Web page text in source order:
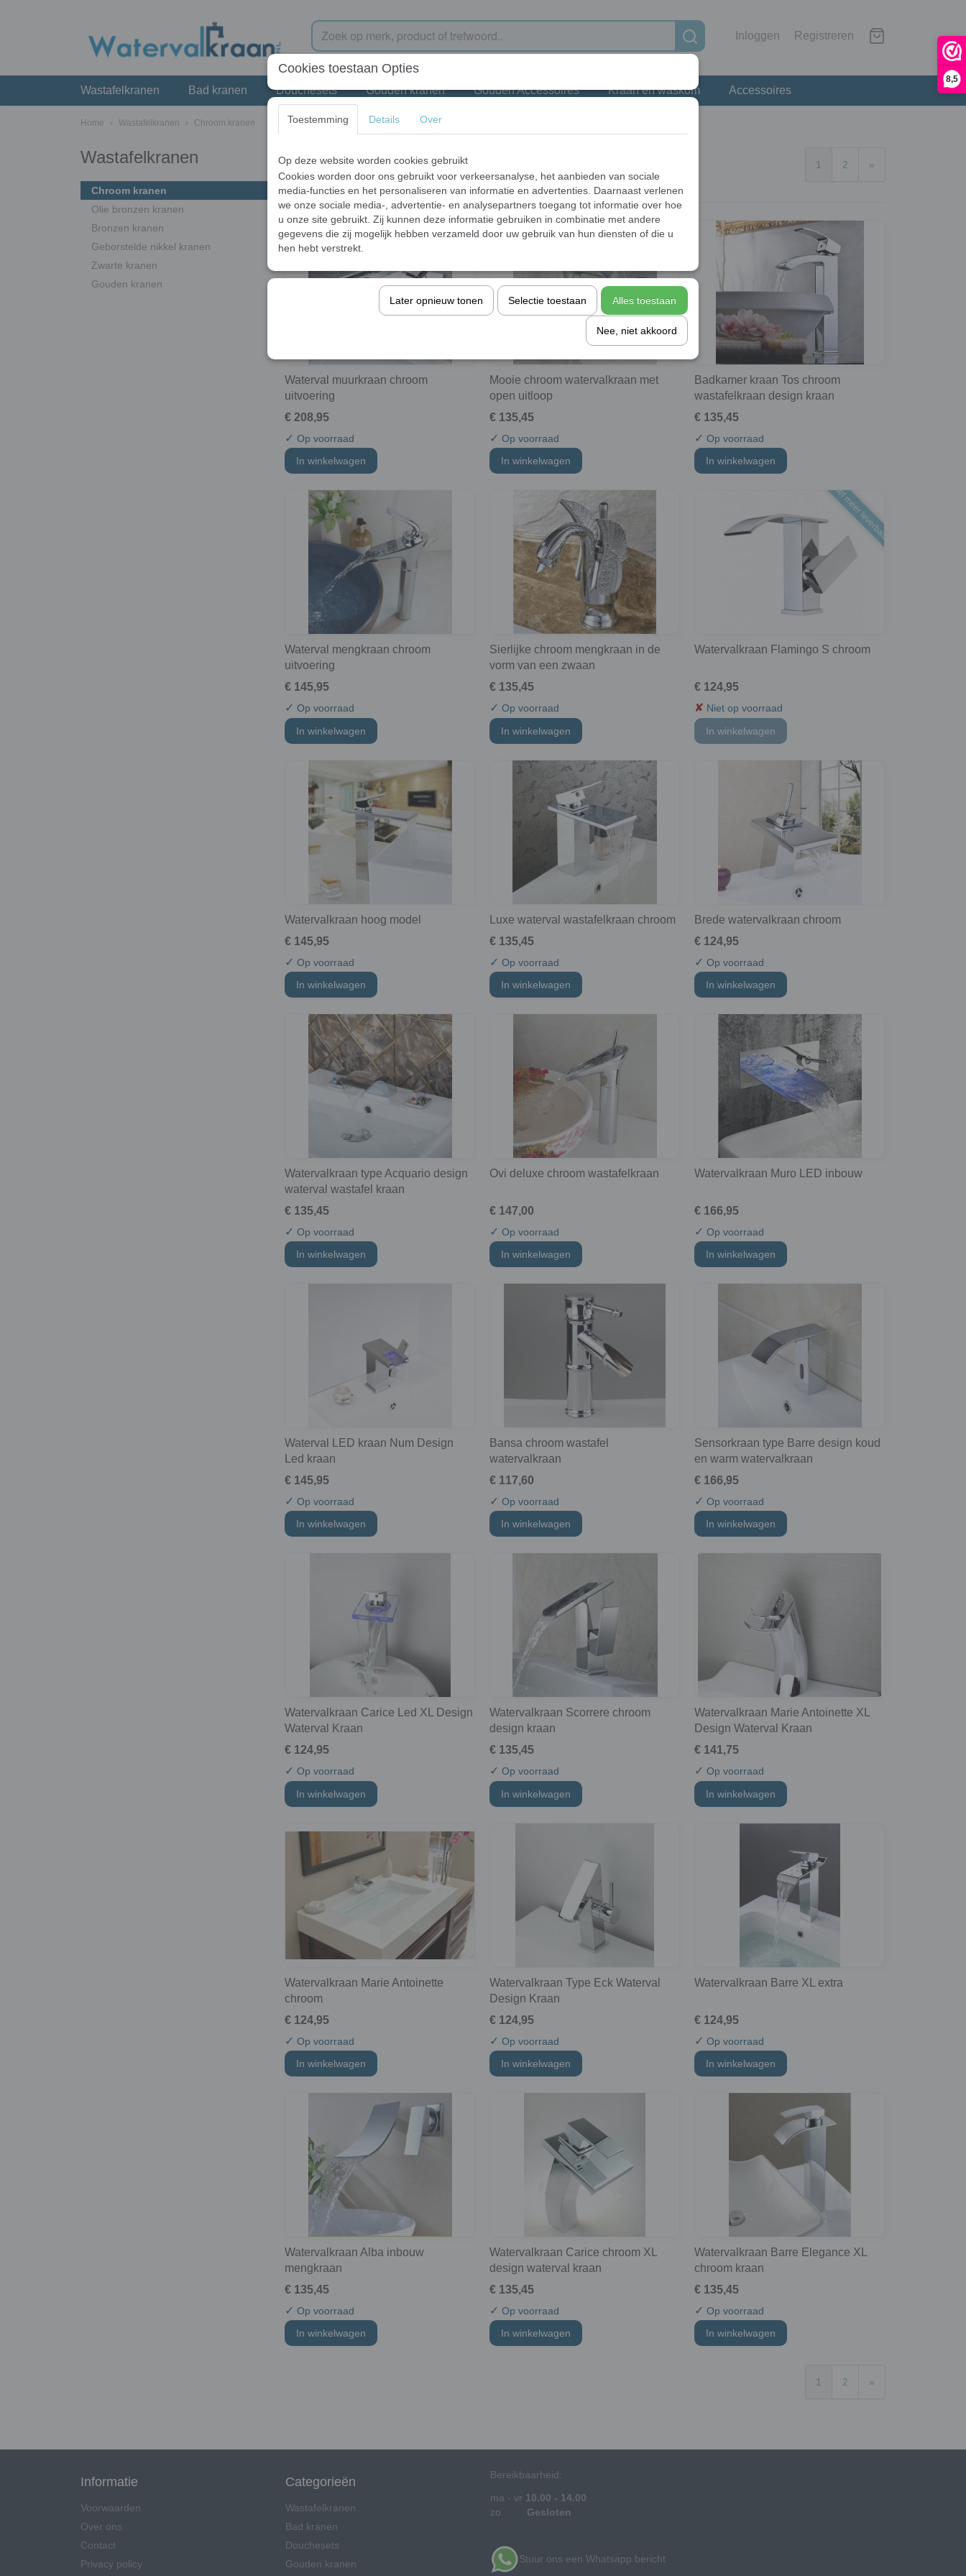
8,5
Inloggen Registreren
Wastafelkranen Bad kranen Douchesets Gouden kranen Gouden Accessoires Kraan en waskom Accessoires
Home › Wastafelkranen › Chroom kranen
Wastafelkranen
Chroom kranen
Olie bronzen kranen
Bronzen kranen
Geborstelde nikkel kranen
Zwarte kranen
Gouden kranen
Sorteer op: 1 2 »
Waterval muurkraan chroom
uitvoering
€ 208,95
✓ Op voorraad
In winkelwagen
Mooie chroom watervalkraan met
open uitloop
€ 135,45
✓ Op voorraad
In winkelwagen
Badkamer kraan Tos chroom
wastafelkraan design kraan
€ 135,45
✓ Op voorraad
In winkelwagen
Waterval mengkraan chroom
uitvoering
€ 145,95
✓ Op voorraad
In winkelwagen
Sierlijke chroom mengkraan in de
vorm van een zwaan
€ 135,45
✓ Op voorraad
In winkelwagen
niet meer leverbaar
Watervalkraan Flamingo S chroom
€ 124,95
✘ Niet op voorraad
In winkelwagen
Watervalkraan hoog model
€ 145,95
✓ Op voorraad
In winkelwagen
Luxe waterval wastafelkraan chroom
€ 135,45
✓ Op voorraad
In winkelwagen
Brede watervalkraan chroom
€ 124,95
✓ Op voorraad
In winkelwagen
Watervalkraan type Acquario design
waterval wastafel kraan
€ 135,45
✓ Op voorraad
In winkelwagen
Ovi deluxe chroom wastafelkraan
€ 147,00
✓ Op voorraad
In winkelwagen
Watervalkraan Muro LED inbouw
€ 166,95
✓ Op voorraad
In winkelwagen
Waterval LED kraan Num Design
Led kraan
€ 145,95
✓ Op voorraad
In winkelwagen
Bansa chroom wastafel
watervalkraan
€ 117,60
✓ Op voorraad
In winkelwagen
Sensorkraan type Barre design koud
en warm watervalkraan
€ 166,95
✓ Op voorraad
In winkelwagen
Watervalkraan Carice Led XL Design
Waterval Kraan
€ 124,95
✓ Op voorraad
In winkelwagen
Watervalkraan Scorrere chroom
design kraan
€ 135,45
✓ Op voorraad
In winkelwagen
Watervalkraan Marie Antoinette XL
Design Waterval Kraan
€ 141,75
✓ Op voorraad
In winkelwagen
Watervalkraan Marie Antoinette
chroom
€ 124,95
✓ Op voorraad
In winkelwagen
Watervalkraan Type Eck Waterval
Design Kraan
€ 124,95
✓ Op voorraad
In winkelwagen
Watervalkraan Barre XL extra
€ 124,95
✓ Op voorraad
In winkelwagen
Watervalkraan Alba inbouw
mengkraan
€ 135,45
✓ Op voorraad
In winkelwagen
Watervalkraan Carice chroom XL
design waterval kraan
€ 135,45
✓ Op voorraad
In winkelwagen
Watervalkraan Barre Elegance XL
chroom kraan
€ 135,45
✓ Op voorraad
In winkelwagen
1 2 »
Informatie
Voorwaarden
Over ons
Contact
Privacy policy
Categorieën
Wastafelkranen
Bad kranen
Douchesets
Gouden kranen
Bereikbaarheid:
ma - vr 10.00 - 14.00
zo Gesloten
Stuur ons een Whatsapp bericht
Cookies toestaan Opties
Toestemming Details Over
Op deze website worden cookies gebruikt
Cookies worden door ons gebruikt voor verkeersanalyse, het aanbieden van sociale
media-functies en het personaliseren van informatie en advertenties. Daarnaast verlenen
we onze sociale media-, advertentie- en analysepartners toegang tot informatie over hoe
u onze site gebruikt. Zij kunnen deze informatie gebruiken in combinatie met andere
gegevens die zij mogelijk hebben verzameld door uw gebruik van hun diensten of die u
hen hebt verstrekt.
Later opnieuw tonen Selectie toestaan Alles toestaan
Nee, niet akkoord